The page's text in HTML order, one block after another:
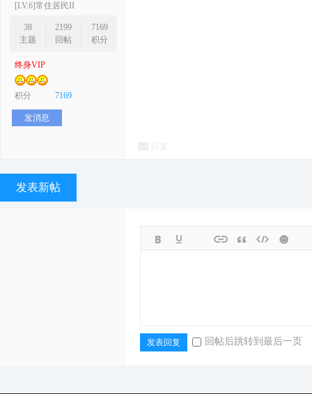
[LV.6]常住居民II
38
主题
2199
回帖
7169
积分
终身VIP
积分 7169
发消息
发表新帖
发表回复 回帖后跳转到最后一页